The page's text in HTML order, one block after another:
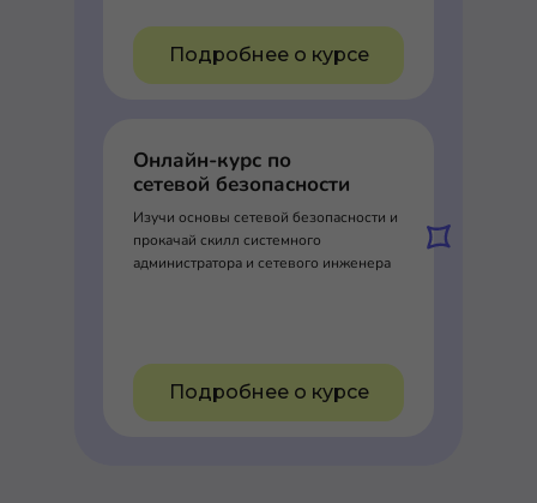
Подробнее о курсе
Онлайн-курс по
сетевой безопасности
Изучи основы сетевой безопасности и
прокачай скилл системного
администратора и сетевого инженера
Подробнее о курсе